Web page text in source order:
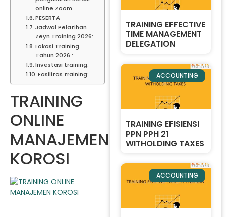
online Zoom
PESERTA
Jadwal Pelatihan
Zeyn Training 2026:
Lokasi Training
Tahun 2026 :
Investasi training:
Fasilitas training:
TRAINING
ONLINE
MANAJEMEN
KOROSI
TRAINING EFFECTIVE
TIME MANAGEMENT
DELEGATION
ACCOUNTING
TRAINING EFISIENSI
PPN PPH 21
WITHOLDING TAXES
ACCOUNTING